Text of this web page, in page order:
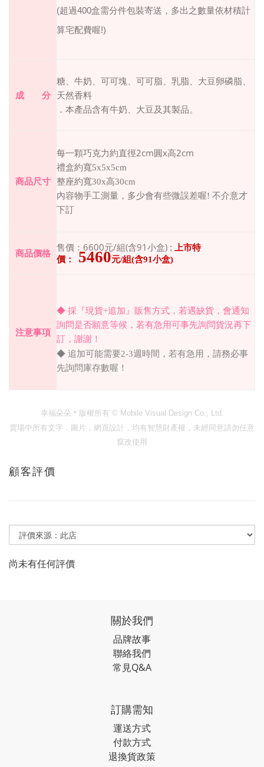
(超過400盒需分件包裝寄送，多出之數量依材積計
算宅配費喔!)
成 分
糖、牛奶、可可塊、可可脂、乳脂、大豆卵磷脂、
天然香料
．本產品含有牛奶、大豆及其製品。
商品尺寸
每一顆巧克力約直徑2cm 圓x高2cm
禮盒約寬5x5x5cm
整座約寬30x高30cm
內容物手工測量，多少會有些微誤差喔! 不介意才
下訂
商品價格
售價： 6600元/組(含91小盒) ;
上市特
價：
5460元/組(含91小盒)
注意事項
◆ 採『現貨+追加』販售方式，若遇缺貨，會通知
詢問是否願意等候，若有急用可事先詢問貨況再下
訂，謝謝！
◆ 追加可能需要2-3週時間，若有急用，請務必事
先詢問庫存數喔！
幸福朵朵＊版權所有 © Mobile Visual Design Co., Ltd.
賣場中所有文字．圖片．網頁設計，均有智慧財產權，未經同意請勿任意
竄改使用
顧客評價
尚未有任何評價
關於我們
品牌故事
聯絡我們
常見Q&A
訂購需知
運送方式
付款方式
退換貨政策